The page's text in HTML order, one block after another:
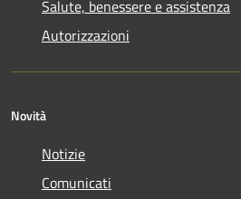
Salute, benessere e assistenza
Autorizzazioni
Novità
Notizie
Comunicati